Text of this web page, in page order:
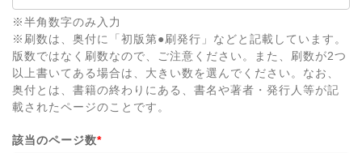
※半角数字のみ入力
※刷数は、奥付に「初版第●刷発行」などと記載しています。
版数ではなく刷数なので、ご注意ください。また、刷数が2つ
以上書いてある場合は、大きい数を選んでください。なお、
奥付とは、書籍の終わりにある、書名や著者・発行人等が記
載されたページのことです。
該当のページ数*